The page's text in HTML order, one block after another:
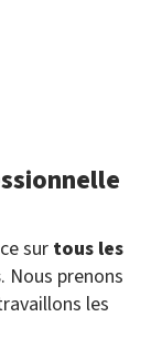
sur tous les
. Nous prenons
les